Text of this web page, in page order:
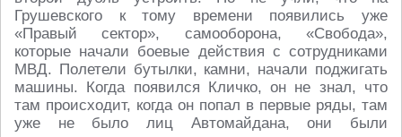
Грушевского к тому времени появились уже
«Правый сектор», самооборона, «Свобода»,
которые начали боевые действия с сотрудниками
МВД. Полетели бутылки, камни, начали поджигать
машины. Когда появился Кличко, он не знал, что
там происходит, когда он попал в первые ряды, там
уже не было лиц Автомайдана, они были